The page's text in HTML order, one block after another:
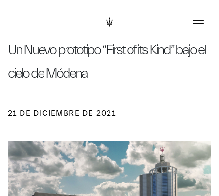
Un Nuevo prototipo “First of its Kind” bajo el
cielo de Módena
21 DE DICIEMBRE DE 2021